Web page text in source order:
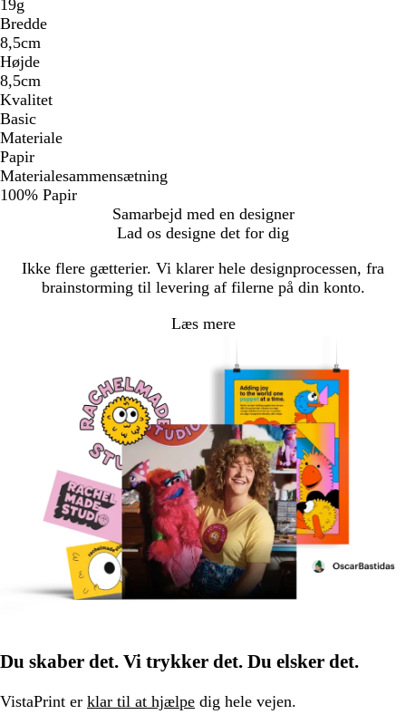
19g
Bredde
8,5cm
Højde
8,5cm
Kvalitet
Basic
Materiale
Papir
Materialesammensætning
100% Papir
Samarbejd med en designer
Lad os designe det for dig
Ikke flere gætterier. Vi klarer hele designprocessen, fra
brainstorming til levering af filerne på din konto.
Læs mere
Du skaber det. Vi trykker det. Du elsker det.
VistaPrint er klar til at hjælpe dig hele vejen.